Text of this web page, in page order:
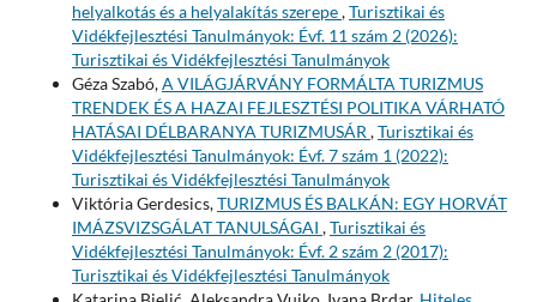
helyalkotás és a helyalakítás szerepe,Turisztikai és
Vidékfejlesztési Tanulmányok: Évf. 11 szám 2 (2026):
Turisztikai és Vidékfejlesztési Tanulmányok
Géza Szabó,A VILÁGJÁRVÁNY FORMÁLTA TURIZMUS
TRENDEK ÉS A HAZAI FEJLESZTÉSI POLITIKA VÁRHATÓ
HATÁSAI DÉLBARANYA TURIZMUSÁR ,Turisztikai és
Vidékfejlesztési Tanulmányok: Évf. 7 szám 1 (2022):
Turisztikai és Vidékfejlesztési Tanulmányok
Viktória Gerdesics,TURIZMUS ÉS BALKÁN: EGY HORVÁT
IMÁZSVIZSGÁLAT TANULSÁGAI ,Turisztikai és
Vidékfejlesztési Tanulmányok: Évf. 2 szám 2 (2017):
Turisztikai és Vidékfejlesztési Tanulmányok